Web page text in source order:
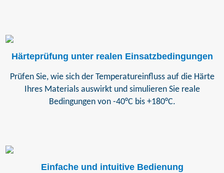
Härteprüfung unter realen Einsatzbedingungen
Prüfen Sie, wie sich der Temperatureinfluss auf die Härte
Ihres Materials auswirkt und simulieren Sie reale
Bedingungen von -40°C bis +180°C.
Einfache und intuitive Bedienung